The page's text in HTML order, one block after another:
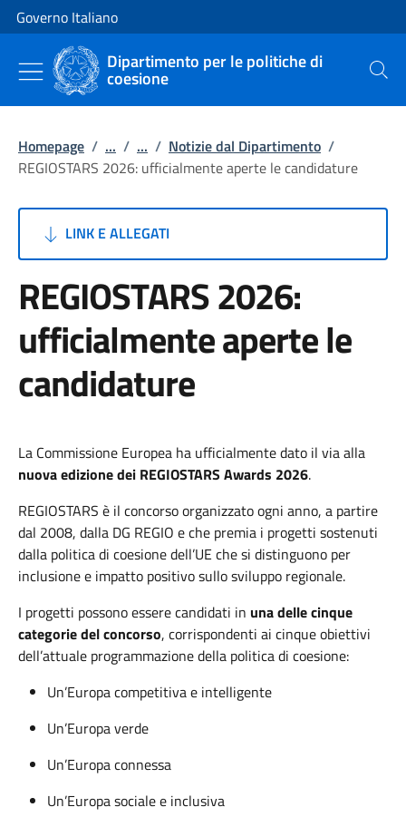
Vai al contenuto
Vai alla navigazione del sito
Governo Italiano
Dipartimento per le politiche di
coesione Cerca
Homepage / ... / ... / Notizie dal Dipartimento /
REGIOSTARS 2026: ufficialmente aperte le candidature
LINK E ALLEGATI
REGIOSTARS 2026:
ufficialmente aperte le
candidature
La Commissione Europea ha ufficialmente dato il via alla
nuova edizione dei REGIOSTARS Awards 2026.
REGIOSTARS è il concorso organizzato ogni anno, a partire
dal 2008, dalla DG REGIO e che premia i progetti sostenuti
dalla politica di coesione dell’UE che si distinguono per
inclusione e impatto positivo sullo sviluppo regionale.
I progetti possono essere candidati in una delle cinque
categorie del concorso, corrispondenti ai cinque obiettivi
dell’attuale programmazione della politica di coesione:
Un’Europa competitiva e intelligente
Un’Europa verde
Un’Europa connessa
Un’Europa sociale e inclusiva